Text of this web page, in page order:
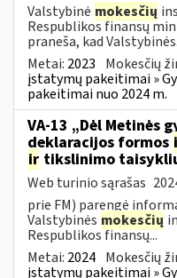
Valstybinė mokesčių
Respublikos finansų
praneša, kad
Metai: 2023 Mokesčių
įstatymų pakeitimai »
pakeitimai nuo 2024 m.
VA-13 „Dėl Metinės
deklaracijos formos
ir tikslinimo
Web turinio sąrašas
prie FM) parengė
Valstybinės mokesčių
Respublikos finansų...
Metai: 2024 Mokesčių
įstatymų pakeitimai »